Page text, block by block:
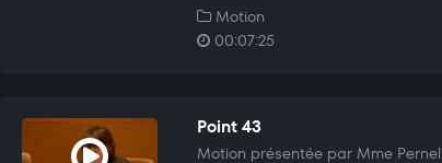
Motion
00:07:25
Point 43
Motion présentée par Mme